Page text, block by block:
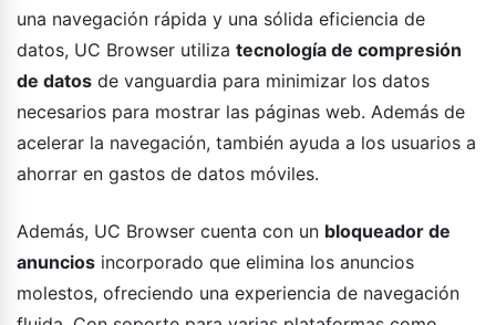
una navegación rápida y una sólida eficiencia de
datos, UC Browser utiliza tecnología de compresión
de datos de vanguardia para minimizar los datos
necesarios para mostrar las páginas web. Además de
acelerar la navegación, también ayuda a los usuarios a
ahorrar en gastos de datos móviles.
Además, UC Browser cuenta con un bloqueador de
anuncios incorporado que elimina los anuncios
molestos, ofreciendo una experiencia de navegación